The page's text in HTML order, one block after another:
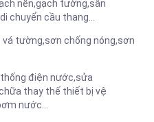
nền,gạch tường,sân
chuyển cầu thang…
tường,sơn chống nóng,sơn
điện nước,sửa
thay thế thiết bị vệ
nước…